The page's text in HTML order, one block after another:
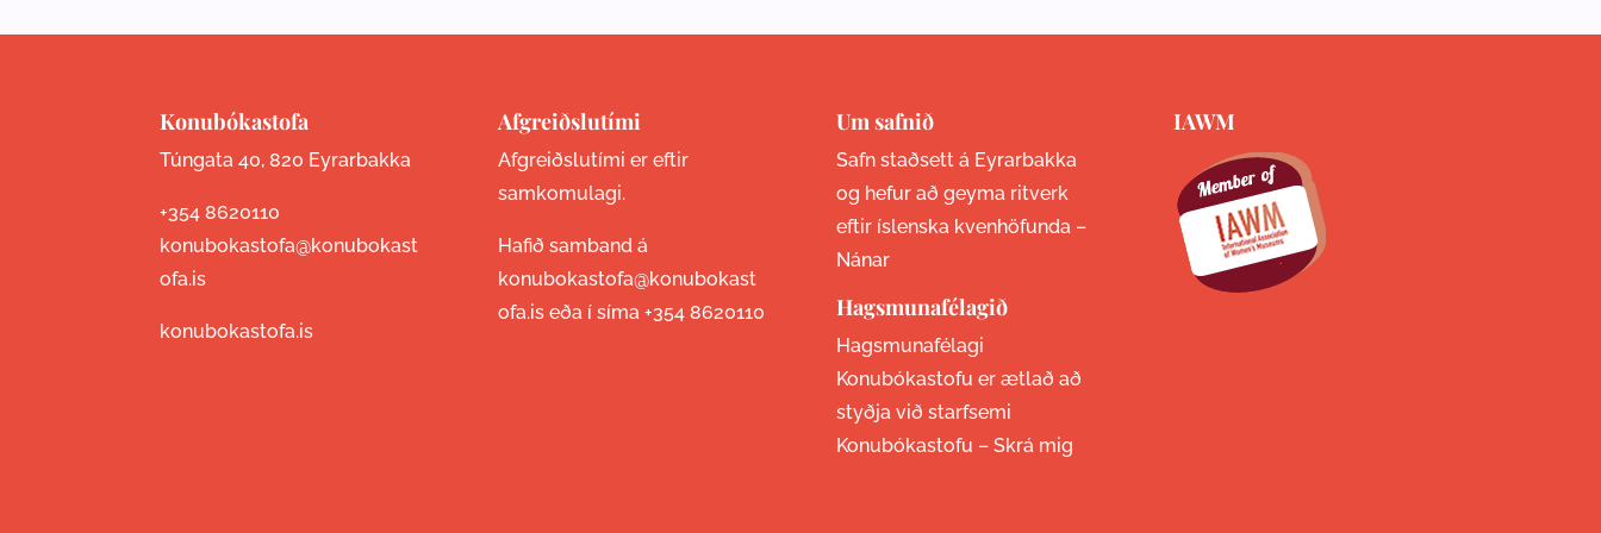
Konubókastofa
Túngata 40, 820 Eyrarbakka
+354 8620110
konubokastofa@konubokast
ofa.is
konubokastofa.is
Afgreiðslutími
Afgreiðslutími er eftir
samkomulagi.
Hafið samband á
konubokastofa@konubokast
ofa.is eða í síma +354 8620110
Um safnið
Safn staðsett á Eyrarbakka
og hefur að geyma ritverk
eftir íslenska kvenhöfunda –
Nánar
Hagsmunafélagið
Hagsmunafélagi
Konubókastofu er ætlað að
styðja við starfsemi
Konubókastofu – Skrá mig
IAWM